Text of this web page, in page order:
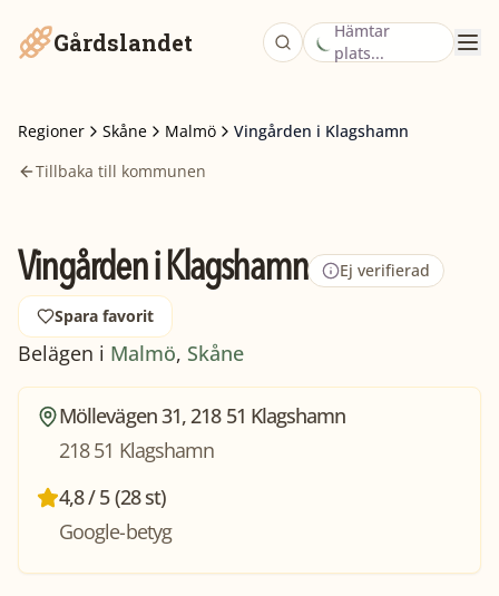
Gårdslandet
Hämtar
plats...
Regioner Skåne Malmö
Vingården i Klagshamn
Tillbaka till kommunen
Vingården i Klagshamn Ej verifierad
Spara favorit
Belägen i Malmö, Skåne
Möllevägen 31, 218 51 Klagshamn
218 51 Klagshamn
4,8 / 5 (28 st)
Google-betyg